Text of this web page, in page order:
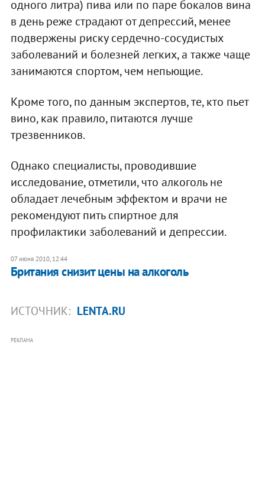
одного литра) пива или по паре бокалов вина
в день реже страдают от депрессий, менее
подвержены риску сердечно-сосудистых
заболеваний и болезней легких, а также чаще
занимаются спортом, чем непьющие.
Кроме того, по данным экспертов, те, кто пьет
вино, как правило, питаются лучше
трезвенников.
Однако специалисты, проводившие
исследование, отметили, что алкоголь не
обладает лечебным эффектом и врачи не
рекомендуют пить спиртное для
профилактики заболеваний и депрессии.
07 июня 2010, 12:44
Британия снизит цены на алкоголь
ИСТОЧНИК: LENTA.RU
РЕКЛАМА